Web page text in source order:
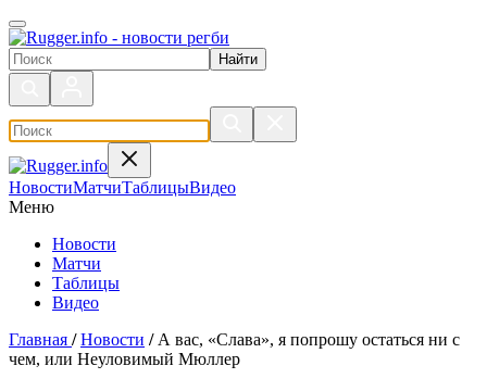
Поиск по сайту
НовостиМатчиТаблицыВидео
Меню
Новости
Матчи
Таблицы
Видео
Главная / Новости / А вас, «Слава», я попрошу остаться ни с
чем, или Неуловимый Мюллер